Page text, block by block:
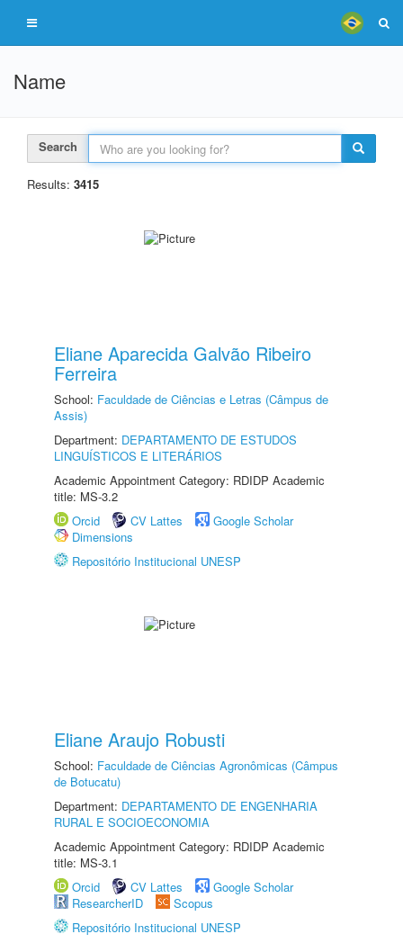
Name
Search
Results: 3415
Eliane Aparecida Galvão Ribeiro
Ferreira
School: Faculdade de Ciências e Letras (Câmpus de
Assis)
Department: DEPARTAMENTO DE ESTUDOS
LINGUÍSTICOS E LITERÁRIOS
Academic Appointment Category: RDIDP Academic
title: MS-3.2
Orcid
CV Lattes
Google Scholar
Dimensions
Repositório Institucional UNESP
Eliane Araujo Robusti
School: Faculdade de Ciências Agronômicas (Câmpus
de Botucatu)
Department: DEPARTAMENTO DE ENGENHARIA
RURAL E SOCIOECONOMIA
Academic Appointment Category: RDIDP Academic
title: MS-3.1
Orcid
CV Lattes
Google Scholar
ResearcherID
Scopus
Repositório Institucional UNESP